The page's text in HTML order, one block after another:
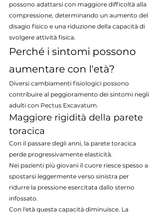
possono adattarsi con maggiore difficoltà alla
compressione, determinando un aumento del
disagio fisico e una riduzione della capacità di
svolgere attività fisica.
Perché i sintomi possono
aumentare con l'età?
Diversi cambiamenti fisiologici possono
contribuire al peggioramento dei sintomi negli
adulti con Pectus Excavatum.
Maggiore rigidità della parete
toracica
Con il passare degli anni, la parete toracica
perde progressivamente elasticità.
Nei pazienti più giovani il cuore riesce spesso a
spostarsi leggermente verso sinistra per
ridurre la pressione esercitata dallo sterno
infossato.
Con l'età questa capacità diminuisce. La